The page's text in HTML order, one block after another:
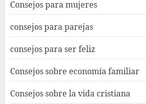
Consejos para mujeres
consejos para parejas
consejos para ser feliz
Consejos sobre economía familiar
Consejos sobre la vida cristiana